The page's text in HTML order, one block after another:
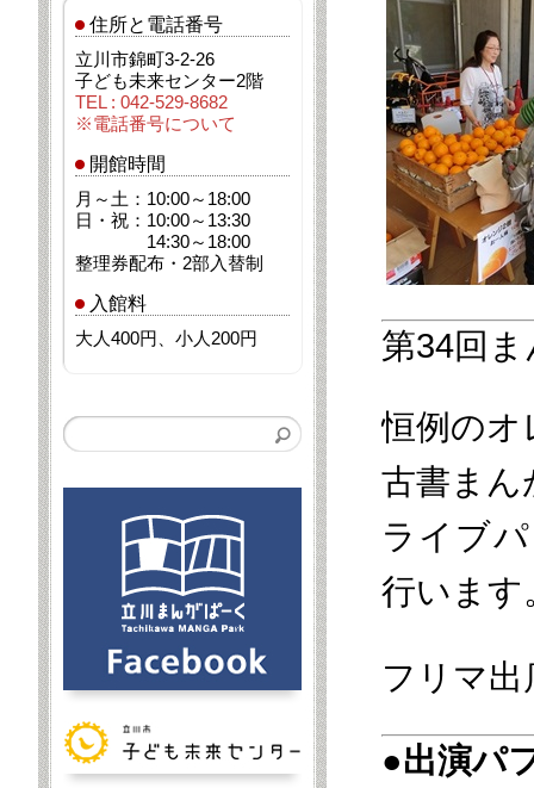
第34回
恒例のオ
古書まん
ライブ
行います
フリマ
●出演パ
住所と電話番号
立川市錦町3-2-26
子ども未来センター2階
TEL : 042-529-8682
※電話番号について
開館時間
月～土：10:00～18:00
日・祝：10:00～13:30
14:30～18:00
整理券配布・2部入替制
入館料
大人400円、小人200円